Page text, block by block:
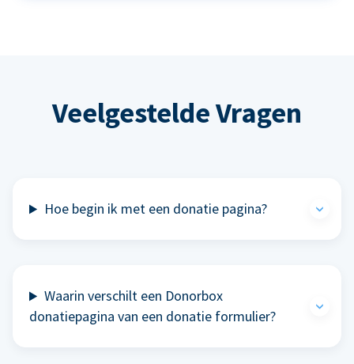
Veelgestelde Vragen
Hoe begin ik met een donatie pagina?
Waarin verschilt een Donorbox
donatiepagina van een donatie formulier?